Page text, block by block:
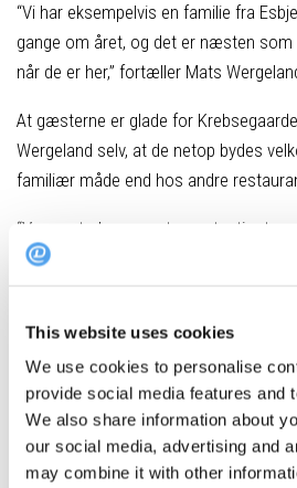
This website uses cookies
We use cookies to personalise
provide social media features and
We also share information about
our social media, advertising and
may combine it with other
“Vi har eksempelvis en familie fra
gange om året, og det er næsten som
når de er her,” fortæller Mats
At gæsterne er glade for
Wergeland selv, at de netop bydes
familiær måde end hos andre
“Vores sted er meget uprætentiøst, og
slappe af. Og mange af vores gæster
Top 5 på Sjælland i hele 2015
Restaurant Krebsegaarden,
Alchemist, København Ø
Søllerød Kro, Holte
Studio, København K